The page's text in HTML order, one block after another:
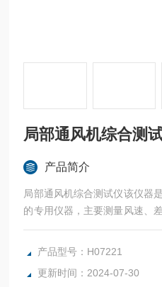
局部通风机综合测
产品简介
局部通风机综合测试仪该仪器
的专用仪器，主要测量风速、
数及局部通风机的全压、静压
过专用软件生成测试报告、绘
产品型号：H07221
更新时间：2024-07-30